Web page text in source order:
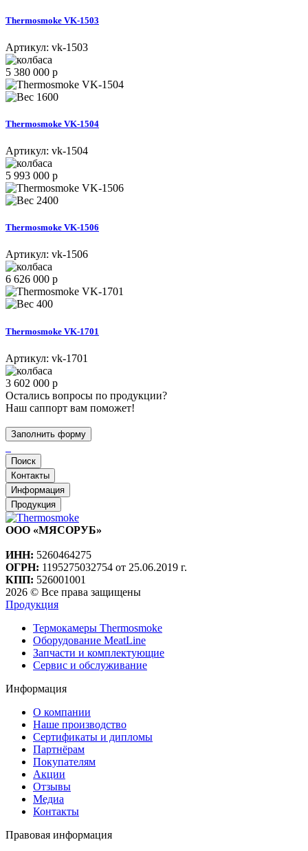
Thermosmoke VK-1503
Артикул: vk-1503
5 380 000 р
1600
Thermosmoke VK-1504
Артикул: vk-1504
5 993 000 р
2400
Thermosmoke VK-1506
Артикул: vk-1506
6 626 000 р
400
Thermosmoke VK-1701
Артикул: vk-1701
3 602 000 р
Остались вопросы по продукции?
Наш саппорт вам поможет!
Заполнить форму
Поиск
Контакты
Информация
Продукция
ООО «МЯСОРУБ»
ИНН: 5260464275
ОГРН: 1195275032754 от 25.06.2019 г.
КПП: 526001001
2026 © Все права защищены
Продукция
Термокамеры Thermosmoke
Оборудование MeatLine
Запчасти и комплектующие
Сервис и обслуживание
Информация
О компании
Наше производство
Сертификаты и дипломы
Партнёрам
Покупателям
Акции
Отзывы
Медиа
Контакты
Правовая информация